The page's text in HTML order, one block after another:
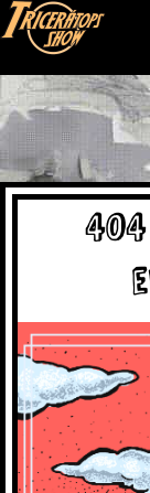
Tricerátops